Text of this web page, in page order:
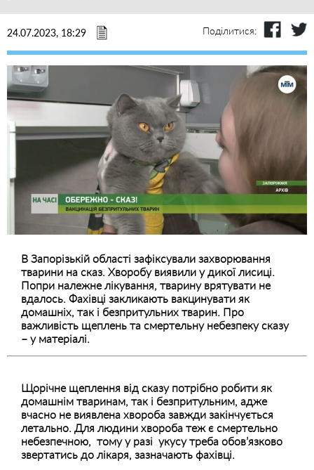
24.07.2023, 18:29 Поділитися:
В Запорізькій області зафіксували захворювання
тварини на сказ. Хворобу виявили у дикої лисиці.
Попри належне лікування, тварину врятувати не
вдалось. Фахівці закликають вакцинувати як
домашніх, так і безпритульних тварин. Про
важливість щеплень та смертельну небезпеку сказу
– у матеріалі.
Щорічне щеплення від сказу потрібно робити як
домашнім тваринам, так і безпритульним, адже
вчасно не виявлена хвороба завжди закінчується
летально. Для людини хвороба теж є смертельно
небезпечною, тому у разі укусу треба обов’язково
звертатись до лікаря, зазначають фахівці.